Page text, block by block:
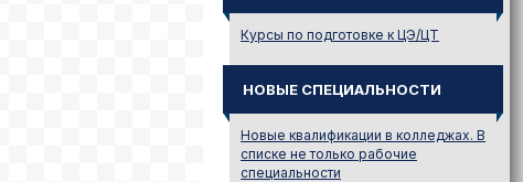
Курсы по подготовке к ЦЭ/ЦТ
НОВЫЕ СПЕЦИАЛЬНОСТИ
Новые квалификации в колледжах. В
списке не только рабочие
специальности